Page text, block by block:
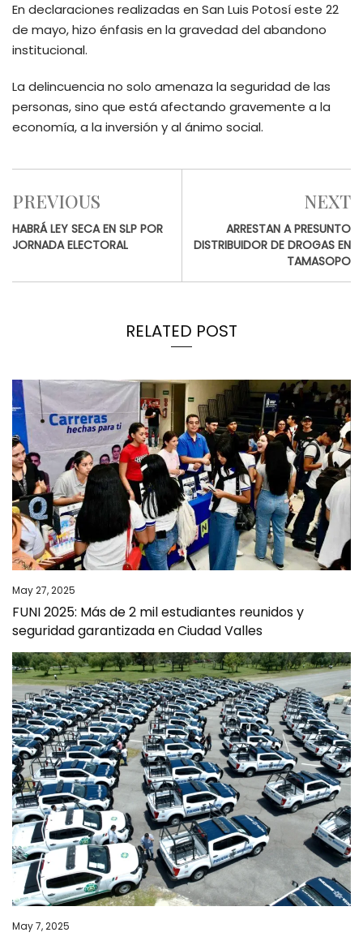
En declaraciones realizadas en San Luis Potosí este 22
de mayo, hizo énfasis en la gravedad del abandono
institucional.
La delincuencia no solo amenaza la seguridad de las
personas, sino que está afectando gravemente a la
economía, a la inversión y al ánimo social.
PREVIOUS
HABRÁ LEY SECA EN SLP POR
JORNADA ELECTORAL
NEXT
ARRESTAN A PRESUNTO
DISTRIBUIDOR DE DROGAS EN
TAMASOPO
RELATED POST
May 27, 2025
FUNI 2025: Más de 2 mil estudiantes reunidos y
seguridad garantizada en Ciudad Valles
May 7, 2025